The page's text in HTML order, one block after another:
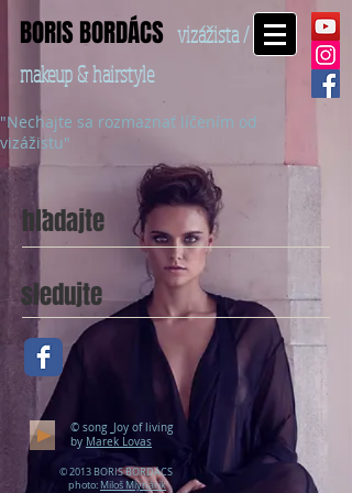
BORIS BORDÁCS vizážista /
makeup & hairstyle
"Nechajte sa rozmaznať líčením od
vizážistu"
hľadajte
sledujte
© song Joy of living
by Marek Lovas
© 2013 BORIS BORDÁCS
photo: Miloš Mlynárik